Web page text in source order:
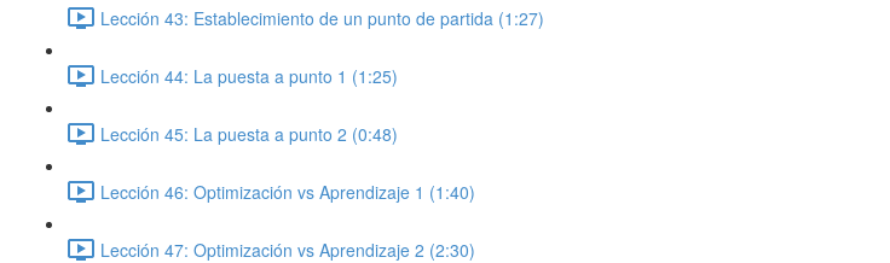
Lección 43: Establecimiento de un punto de partida (1:27)
Lección 44: La puesta a punto 1 (1:25)
Lección 45: La puesta a punto 2 (0:48)
Lección 46: Optimización vs Aprendizaje 1 (1:40)
Lección 47: Optimización vs Aprendizaje 2 (2:30)